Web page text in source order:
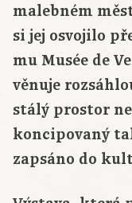
malebném
si jej osvojilo
mu Musée de
věnuje
stálý prostor
koncipovaný
zapsáno do